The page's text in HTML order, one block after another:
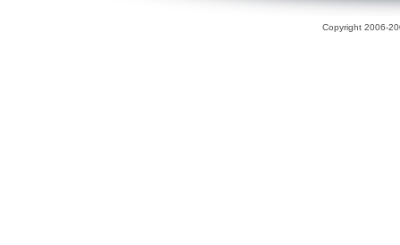
Copyright 2006-